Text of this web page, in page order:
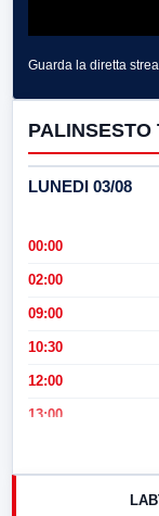
Guarda la diretta
PALINSESTO
LUNEDI 03/08
00:00
02:00
09:00
10:30
12:00
13:00